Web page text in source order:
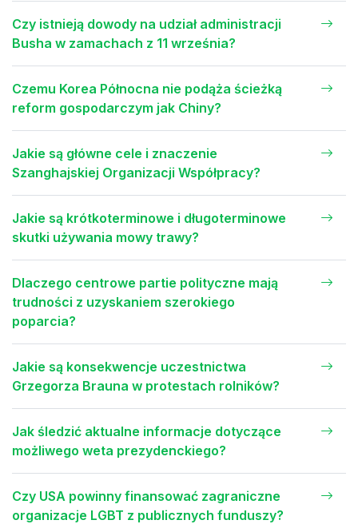
Czy istnieją dowody na udział administracji
Busha w zamachach z 11 września?
Czemu Korea Północna nie podąża ścieżką
reform gospodarczym jak Chiny?
Jakie są główne cele i znaczenie
Szanghajskiej Organizacji Współpracy?
Jakie są krótkoterminowe i długoterminowe
skutki używania mowy trawy?
Dlaczego centrowe partie polityczne mają
trudności z uzyskaniem szerokiego
poparcia?
Jakie są konsekwencje uczestnictwa
Grzegorza Brauna w protestach rolników?
Jak śledzić aktualne informacje dotyczące
możliwego weta prezydenckiego?
Czy USA powinny finansować zagraniczne
organizacje LGBT z publicznych funduszy?